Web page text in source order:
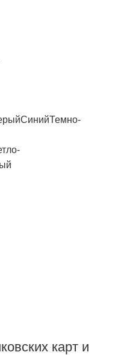
СинийТемно-
карт и